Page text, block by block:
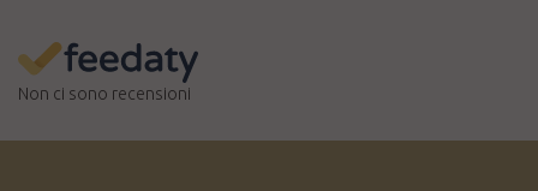
Non ci sono recensioni